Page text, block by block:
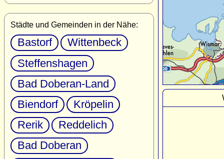
Städte und Gemeinden in der Nähe:
Bastorf
Wittenbeck
Steffenshagen
Bad Doberan-Land
Biendorf
Kröpelin
Rerik
Reddelich
Bad Doberan